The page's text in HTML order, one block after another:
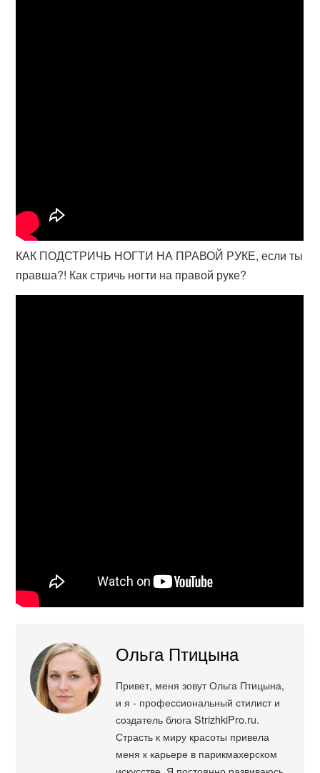
КАК ПОДСТРИЧЬ НОГТИ НА ПРАВОЙ РУКЕ, если ты
правша?! Как стричь ногти на правой руке?
Ольга Птицына
Привет, меня зовут Ольга Птицына,
и я - профессиональный стилист и
создатель блога StrizhkiPro.ru.
Страсть к миру красоты привела
меня к карьере в парикмахерском